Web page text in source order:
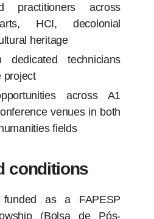
practitioners across
HCI, decolonial
heritage
dedicated technicians
project
across A1
venues in both
fields
conditions
as a FAPESP
(Bolsa de Pós-